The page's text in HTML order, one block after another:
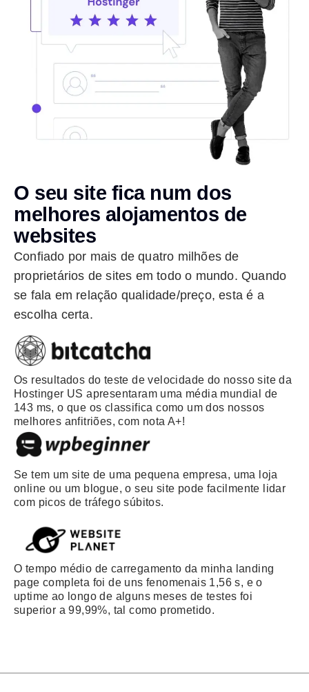
O seu site fica num dos
melhores alojamentos de
websites
Confiado por mais de quatro milhões de
proprietários de sites em todo o mundo. Quando
se fala em relação qualidade/preço, esta é a
escolha certa.
Os resultados do teste de velocidade do nosso site da
Hostinger US apresentaram uma média mundial de
143 ms, o que os classifica como um dos nossos
melhores anfitriões, com nota A+!
Se tem um site de uma pequena empresa, uma loja
online ou um blogue, o seu site pode facilmente lidar
com picos de tráfego súbitos.
O tempo médio de carregamento da minha landing
page completa foi de uns fenomenais 1,56 s, e o
uptime ao longo de alguns meses de testes foi
superior a 99,99%, tal como prometido.